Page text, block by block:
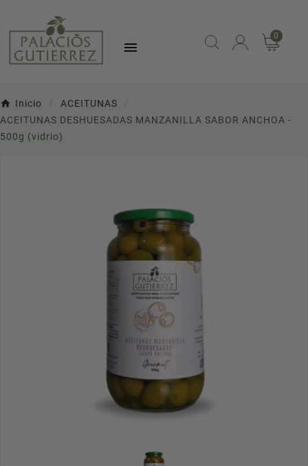

0
Inicio
ACEITUNAS
ACEITUNAS DESHUESADAS MANZANILLA SABOR ANCHOA -
500g (vidrio)